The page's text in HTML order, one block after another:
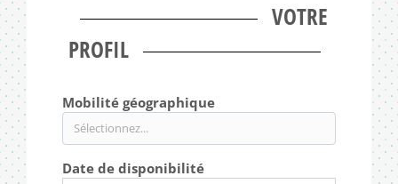
VOTRE
PROFIL
Mobilité géographique
Date de disponibilité